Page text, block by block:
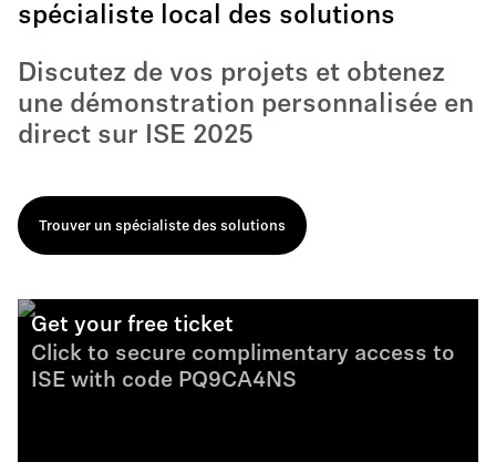
spécialiste local des solutions
Discutez de vos projets et obtenez
une démonstration personnalisée en
direct sur ISE 2025
Trouver un spécialiste des solutions
Get your free ticket
Click to secure complimentary access to
ISE with code PQ9CA4NS